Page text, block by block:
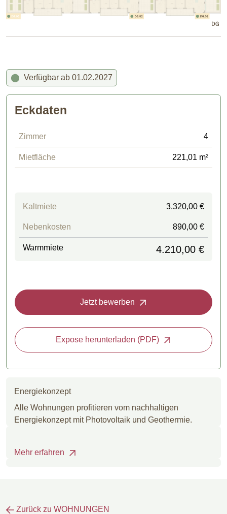
⬤ Verfügbar ab 01.02.2027
Eckdaten
Zimmer 4
Mietfläche 221,01 m²
Kaltmiete 3.320,00 €
Nebenkosten 890,00 €
Warmmiete 4.210,00 €
Jetzt bewerben
Expose herunterladen (PDF)
Energiekonzept
Alle Wohnungen profitieren vom nachhaltigen
Energiekonzept mit Photovoltaik und Geothermie.
Mehr erfahren
Zurück zu WOHNUNGEN